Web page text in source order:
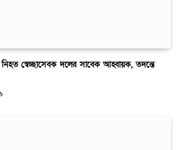
স্বেচ্ছাসেবক দলের সাবেক আহ্বায়ক, তদন্তে